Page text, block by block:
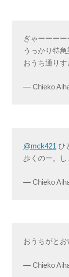
ぎゃーーー
うっかり特急
おうち通りす
— Chieko
@mck421 ひ
歩くのー。し
— Chieko
おうちがと
— Chieko